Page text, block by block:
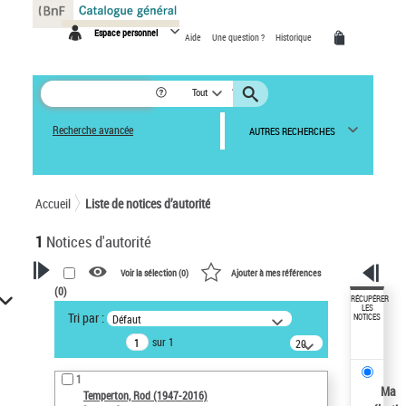
Espace personnel Aide Une question ? Historique
Tout
Recherche avancée AUTRES RECHERCHES
Accueil Liste de notices d’autorité
1 Notices d'autorité
VOTRE RECHERCHE
Recherche avancée dans les
notices d’autorité
Œuvres liées à l'auteur :
Temperton, Rod (1947-2016)
Voir la sélection (0) Ajouter à mes références
(0)
Tri par : Défaut
sur 1
20
résultats/page
1
Temperton, Rod (1947-2016)
RÉCUPÉRER
LES
NOTICES
Ma
Panneau de gestion des cookies